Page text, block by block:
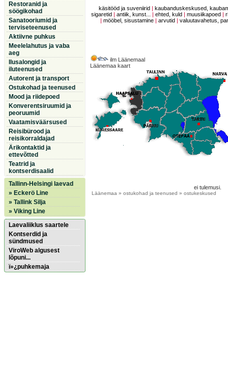
Restoranid ja
söögikohad
Sanatooriumid ja
terviseteenused
Aktiivne puhkus
Meelelahutus ja vaba
aeg
Ilusalongid ja
iluteenused
Autorent ja transport
Ostukohad ja teenused
Mood ja riidepoed
Konverentsiruumid ja
peoruumid
Vaatamisväärsused
Reisibürood ja
reisikorraldajad
Ärikontaktid ja
ettevõtted
Teatrid ja
kontserdisaalid
Tallinn-Helsingi laevad
» Eckerö Line
» Tallink Silja
» Viking Line
Laevaliiklus saartele
Kontserdid ja
sündmused
ViroWeb algusest
lõpuni...
ï»¿puhkemaja
käsitööd ja suveniirid
kaubanduskeskused,
sigaretid
|antiik, kunst... |ehted, kuld |muusiikapoed |
|mööbel, sisustamine |arvutid |valuutavahetus,
ilm Läänemaal
Läänemaa kaart
ei tulemusi.
Läänemaa » ostukohad ja teenused » ostukeskused